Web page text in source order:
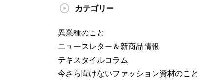
カテゴリー
異業種のこと
ニュースレター＆新商品情報
テキスタイルコラム
今さら聞けないファッション資材のこと